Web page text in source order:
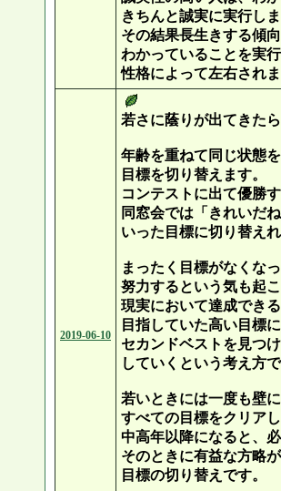
きちんと誠実に実行し
その結果長生きする傾
わかっていることを実
性格によって左右され
2019-06-10
若さに蔭りが出てきた
年齢を重ねて同じ状態
目標を切り替えます。
コンテストに出て優勝
同窓会では「きれいだ
いった目標に切り替え
まったく目標がなくな
努力するという気も起
現実において達成でき
目指していた高い目標
セカンドベストを見つ
していくという考え方
若いときには一度も壁
すべての目標をクリア
中高年以降になると、
そのときに有益な方略
目標の切り替えです。